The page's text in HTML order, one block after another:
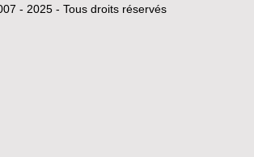
- 2025 - Tous droits réservés